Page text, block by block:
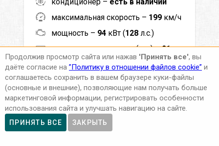
максимальная скорость – 199 км/ч
мощность – 94 кВт (128 л.с.)
мин. возраст водителя (лет) –21
мин. стаж вождения (лет) –2
ACRISS –DCAR
Класс –Компакт Хэтчбек
Цена от 52EURв сутки
Продолжив просмотр сайта или нажав 'Принять все', вы
даёте согласие на ”Политику в отношении файлов cookie” и
соглашаетесь сохранить в вашем браузере куки-файлы
(основные и внешние), позволяющие нам получать больше
маркетинговой информации, регистрировать особенности
использования сайта и улучшать навигацию на сайте.
ПРИНЯТЬ ВСЕ ЗАКРЫТЬ